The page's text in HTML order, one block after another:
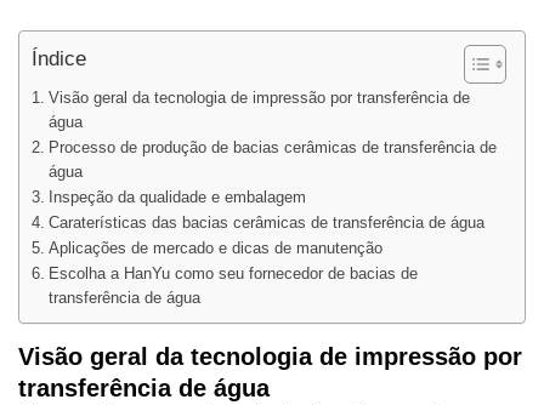
Índice
Visão geral da tecnologia de impressão por transferência de
água
Processo de produção de bacias cerâmicas de transferência de
água
Inspeção da qualidade e embalagem
Caraterísticas das bacias cerâmicas de transferência de água
Aplicações de mercado e dicas de manutenção
Escolha a HanYu como seu fornecedor de bacias de
transferência de água
Visão geral da tecnologia de impressão por
transferência de água